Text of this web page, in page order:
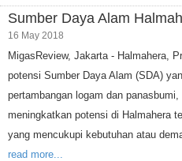
Sumber Daya Alam
16 May 2018
MigasReview, Jakarta - Halmahera,
potensi Sumber Daya Alam (SDA)
pertambangan logam dan
meningkatkan potensi di Halmahera
yang mencukupi kebutuhan atau
read more...